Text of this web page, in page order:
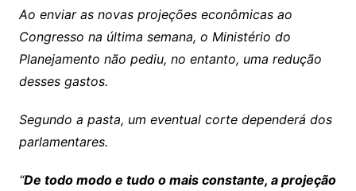
Ao enviar as novas projeções econômicas ao
Congresso na última semana, o Ministério do
Planejamento não pediu, no entanto, uma redução
desses gastos.
Segundo a pasta, um eventual corte dependerá dos
parlamentares.
“De todo modo e tudo o mais constante, a projeção